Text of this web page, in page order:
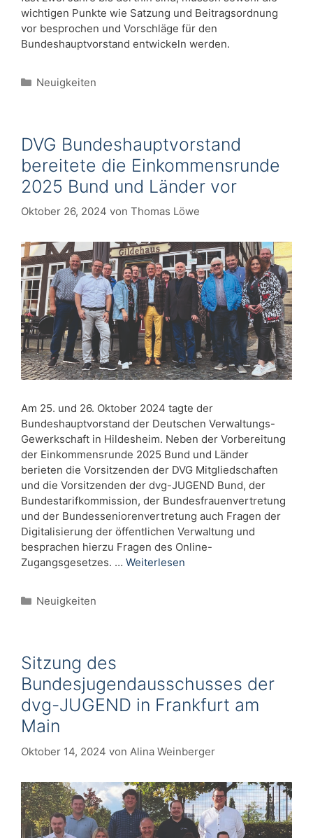
wichtigen Punkte wie Satzung und Beitragsordnung
vor besprochen und Vorschläge für den
Bundeshauptvorstand entwickeln werden.
Kategorien
Neuigkeiten
DVG Bundeshauptvorstand
bereitete die Einkommensrunde
2025 Bund und Länder vor
Oktober 26, 2024 von Thomas Löwe
Am 25. und 26. Oktober 2024 tagte der
Bundeshauptvorstand der Deutschen Verwaltungs-
Gewerkschaft in Hildesheim. Neben der Vorbereitung
der Einkommensrunde 2025 Bund und Länder
berieten die Vorsitzenden der DVG Mitgliedschaften
und die Vorsitzenden der dvg-JUGEND Bund, der
Bundestarifkommission, der Bundesfrauenvertretung
und der Bundesseniorenvertretung auch Fragen der
Digitalisierung der öffentlichen Verwaltung und
besprachen hierzu Fragen des Online-
Zugangsgesetzes. … Weiterlesen
Kategorien
Neuigkeiten
Sitzung des
Bundesjugendausschusses der
dvg-JUGEND in Frankfurt am
Main
Oktober 14, 2024 von Alina Weinberger